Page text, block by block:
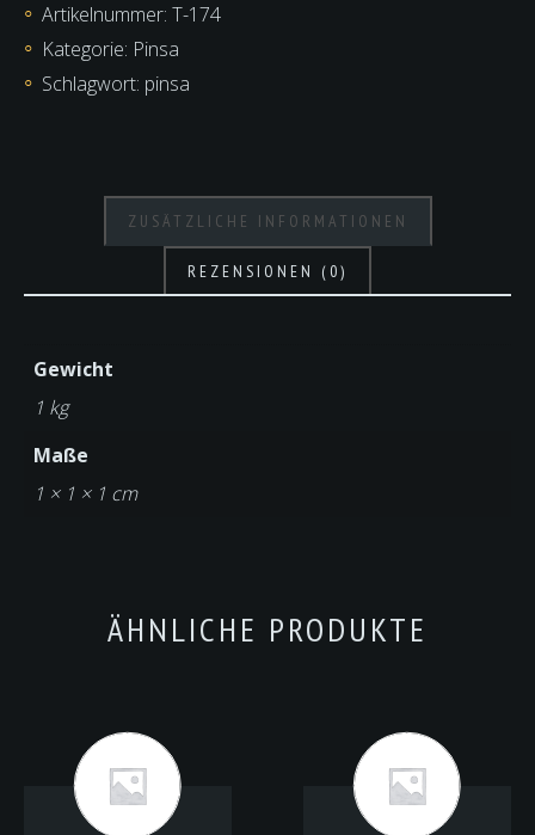
Artikelnummer: T-174
Kategorie: Pinsa
Schlagwort: pinsa
ZUSÄTZLICHE INFORMATIONEN
REZENSIONEN (0)
Gewicht
1 kg
Maße
1 × 1 × 1 cm
ÄHNLICHE PRODUKTE